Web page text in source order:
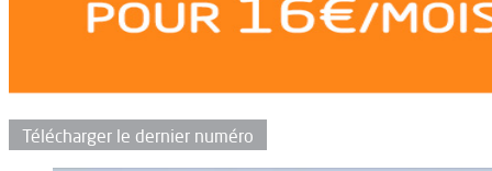
Télécharger le dernier numéro